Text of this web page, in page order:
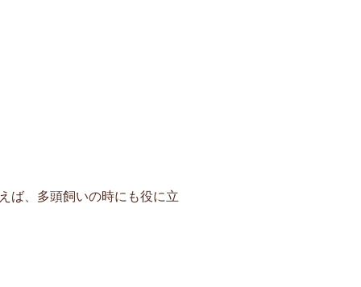
ば、多頭飼いの時にも役に立